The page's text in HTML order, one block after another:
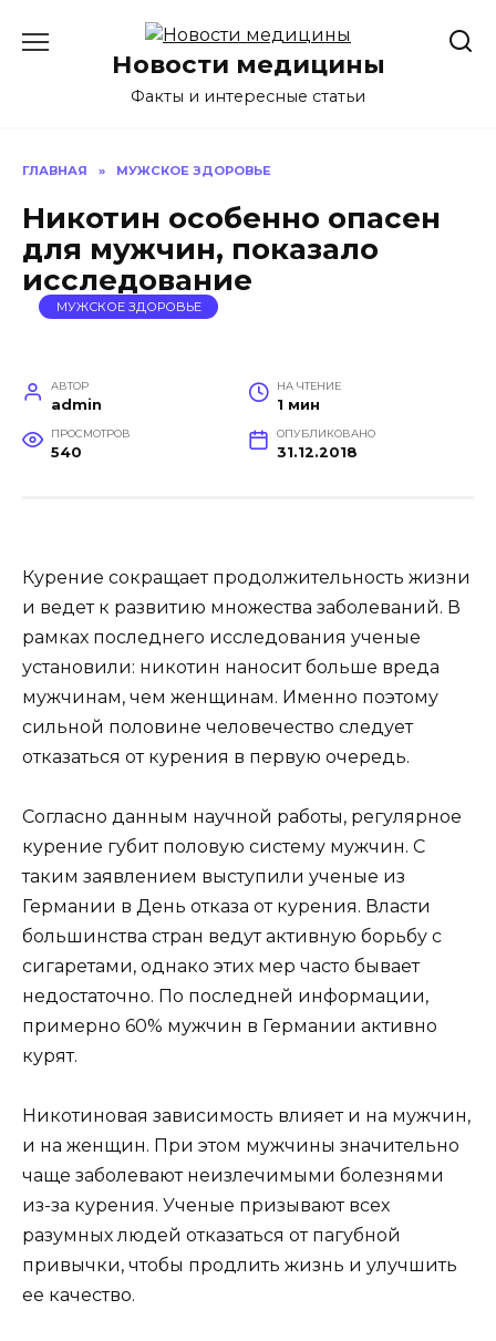
содержаниюНовости медицины
Факты и интересные статьи
ГЛАВНАЯ » МУЖСКОЕ ЗДОРОВЬЕ
Никотин особенно опасен
для мужчин, показало
исследование
МУЖСКОЕ ЗДОРОВЬЕ
АВТОР
admin
НА ЧТЕНИЕ
1 мин
ПРОСМОТРОВ
540
ОПУБЛИКОВАНО
31.12.2018
Курение сокращает продолжительность жизни
и ведет к развитию множества заболеваний. В
рамках последнего исследования ученые
установили: никотин наносит больше вреда
мужчинам, чем женщинам. Именно поэтому
сильной половине человечество следует
отказаться от курения в первую очередь.
Согласно данным научной работы, регулярное
курение губит половую систему мужчин. С
таким заявлением выступили ученые из
Германии в День отказа от курения. Власти
большинства стран ведут активную борьбу с
сигаретами, однако этих мер часто бывает
недостаточно. По последней информации,
примерно 60% мужчин в Германии активно
курят.
Никотиновая зависимость влияет и на мужчин,
и на женщин. При этом мужчины значительно
чаще заболевают неизлечимыми болезнями
из-за курения. Ученые призывают всех
разумных людей отказаться от пагубной
привычки, чтобы продлить жизнь и улучшить
ее качество.